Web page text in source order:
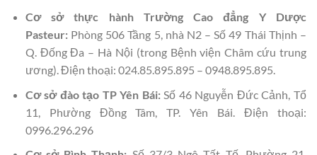
Cơ sở thực hành Trường Cao đẳng Y Dược
Pasteur:Phòng 506 Tầng 5, nhà N2 – Số 49 Thái Thịnh –
Q. Đống Đa – Hà Nội (trong Bệnh viện Châm cứu trung
ương). Điện thoại: 024.85.895.895 – 0948.895.895.
Cơ sở đào tạo TP Yên Bái:Số 46 Nguyễn Đức Cảnh, Tổ
11, Phường Đồng Tâm, TP. Yên Bái. Điện thoại:
0996.296.296